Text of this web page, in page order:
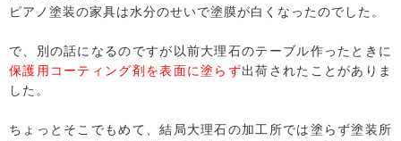
ピアノ塗装の家具は水分のせいで塗膜が白くなったのでした。
で、別の話になるのですが以前大理石のテーブル作ったときに
保護用コーティング剤を表面に塗らず出荷されたことがありま
した。
ちょっとそこでもめて、結局大理石の加工所では塗らず塗装所